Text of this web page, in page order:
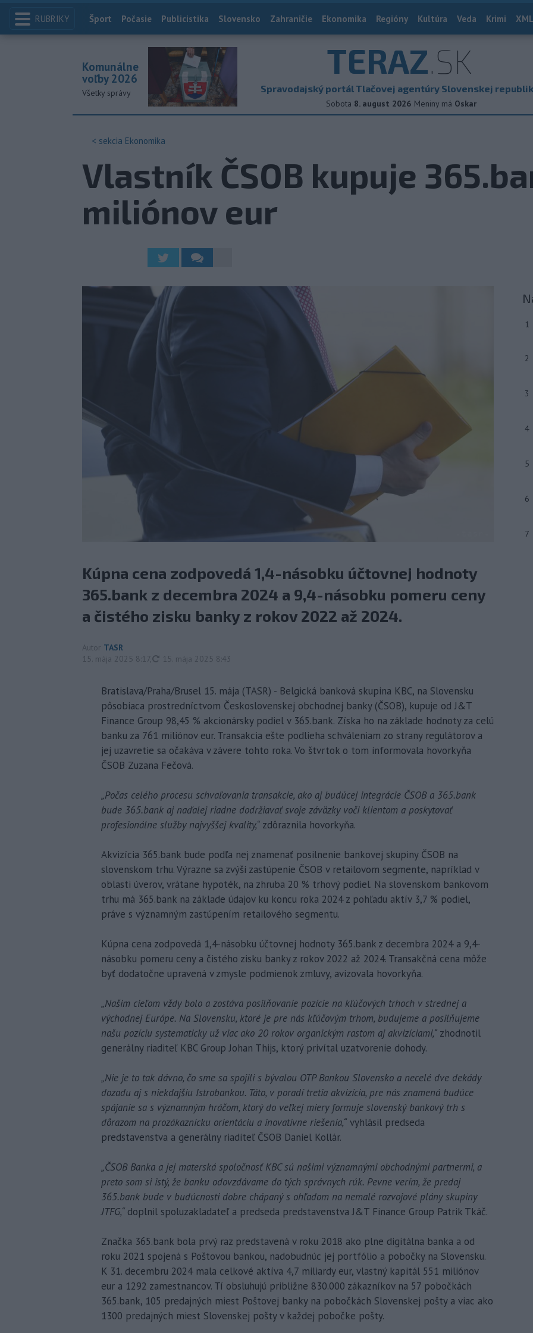
RUBRIKY Index
Šport Počasie Publicistika Slovensko Zahraničie Ekonomika Regióny Kultúra Veda Krimi
TERAZ.SK
Spravodajský portál Tlačovej agentúry Slovenskej
Sobota 8. august 2026 Meniny má Oskar
Komunálne
voľby 2026
Všetky správy
< sekcia Ekonomika
Vlastník ČSOB kupuje
miliónov eur
Kúpna cena zodpovedá 1,4-násobku účtovnej hodnoty
365.bank z decembra 2024 a 9,4-násobku pomeru ceny
a čistého zisku banky z rokov 2022 až 2024.
Autor TASR
15. mája 2025 8:17
aktualizované
15. mája 2025 8:43
Bratislava/Praha/Brusel 15. mája (TASR) - Belgická banková skupina KBC, na Slovensku
pôsobiaca prostredníctvom Československej obchodnej banky (ČSOB), kupuje od J&T
Finance Group 98,45 % akcionársky podiel v 365.bank. Získa ho na základe hodnoty za celú
banku za 761 miliónov eur. Transakcia ešte podlieha schváleniam zo strany regulátorov a
jej uzavretie sa očakáva v závere tohto roka. Vo štvrtok o tom informovala hovorkyňa
ČSOB Zuzana Fečová.
„Počas celého procesu schvaľovania transakcie, ako aj budúcej integrácie ČSOB a 365.bank
bude 365.bank aj naďalej riadne dodržiavať svoje záväzky voči klientom a poskytovať
profesionálne služby najvyššej kvality,“ zdôraznila hovorkyňa.
Akvizícia 365.bank bude podľa nej znamenať posilnenie bankovej skupiny ČSOB na
slovenskom trhu. Výrazne sa zvýši zastúpenie ČSOB v retailovom segmente, napríklad v
oblasti úverov, vrátane hypoték, na zhruba 20 % trhový podiel. Na slovenskom bankovom
trhu má 365.bank na základe údajov ku koncu roka 2024 z pohľadu aktív 3,7 % podiel,
práve s významným zastúpením retailového segmentu.
Kúpna cena zodpovedá 1,4-násobku účtovnej hodnoty 365.bank z decembra 2024 a 9,4-
násobku pomeru ceny a čistého zisku banky z rokov 2022 až 2024. Transakčná cena môže
byť dodatočne upravená v zmysle podmienok zmluvy, avizovala hovorkyňa.
„Našim cieľom vždy bolo a zostáva posilňovanie pozície na kľúčových trhoch v strednej a
východnej Európe. Na Slovensku, ktoré je pre nás kľúčovým trhom, budujeme a posilňujeme
našu pozíciu systematicky už viac ako 20 rokov organickým rastom aj akvizíciami,“ zhodnotil
generálny riaditeľ KBC Group Johan Thijs, ktorý privítal uzatvorenie dohody.
„Nie je to tak dávno, čo sme sa spojili s bývalou OTP Bankou Slovensko a necelé dve dekády
dozadu aj s niekdajšiu Istrobankou. Táto, v poradí tretia akvizícia, pre nás znamená budúce
spájanie sa s významným hráčom, ktorý do veľkej miery formuje slovenský bankový trh s
dôrazom na prozákaznícku orientáciu a inovatívne riešenia,“ vyhlásil predseda
predstavenstva a generálny riaditeľ ČSOB Daniel Kollár.
„ČSOB Banka a jej materská spoločnosť KBC sú našimi významnými obchodnými partnermi, a
preto som si istý, že banku odovzdávame do tých správnych rúk. Pevne verím, že predaj
365.bank bude v budúcnosti dobre chápaný s ohľadom na nemalé rozvojové plány skupiny
JTFG,“ doplnil spoluzakladateľ a predseda predstavenstva J&T Finance Group Patrik Tkáč.
Značka 365.bank bola prvý raz predstavená v roku 2018 ako plne digitálna banka a od
roku 2021 spojená s Poštovou bankou, nadobudnúc jej portfólio a pobočky na Slovensku.
K 31. decembru 2024 mala celkové aktíva 4,7 miliardy eur, vlastný kapitál 551 miliónov
eur a 1292 zamestnancov. Tí obsluhujú približne 830.000 zákazníkov na 57 pobočkách
365.bank, 105 predajných miest Poštovej banky na pobočkách Slovenskej pošty a viac ako
1300 predajných miest Slovenskej pošty v každej pobočke pošty.
1
2
3
4
5
6
7